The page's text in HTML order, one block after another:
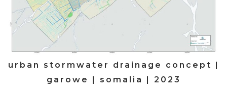
urban stormwater drainage concept |
garowe | somalia | 2023